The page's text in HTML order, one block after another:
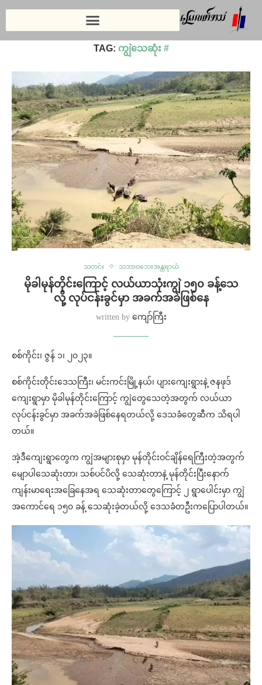
TAG: ကျွဲသေဆုံး #
သတင်း သဘာဝဘေးအန္တရာယ်
မိုခါမုန်တိုင်းကြောင့် လယ်ယာသုံးကျွဲ ၁၅၀ ခန့်သေ
လို့ လုပ်ငန်းခွင်မှာ အခက်အခဲဖြစ်နေ
written by ကျော်ကြီး
စစ်ကိုင်း၊ ဇွန် ၁၊ ၂၀၂၃။
စစ်ကိုင်းတိုင်းဒေသကြီး၊ မင်းကင်းမြို့နယ်၊ ပျားကျေးရွားနဲ့ ဇနဖုဒ်
ကျေးရွာမှာ မိုခါမုန်တိုင်းကြောင့် ကျွဲတွေသေတဲ့အတွက် လယ်ယာ
လုပ်ငန်းခွင်မှာ အခက်အခဲဖြစ်နေရတယ်လို့ ဒေသခံတွေဆီက သိရပါ
တယ်။
အဲ့ဒီကျေးရွာတွေက ကျွဲအများစုမှာ မုန်တိုင်းဝင်ချိန်ရေကြီးတဲ့အတွက်
မျောပါသေဆုံးတာ၊ သစ်ပင်ပိလို့ သေဆုံးတာနဲ့ မုန်တိုင်းပြီးနောက်
ကျန်းမာရေးအခြေနေအရ သေဆုံးတာတွေကြောင့် ၂ ရွာပေါင်းမှာ ကျွဲ
အကောင်ရေ ၁၅၀ ခန့် သေဆုံးခဲ့တယ်လို့ ဒေသခံတဦးကပြောပါတယ်။